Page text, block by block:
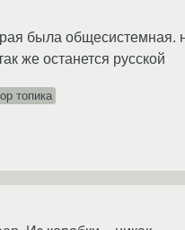
была
же останется русской
топика